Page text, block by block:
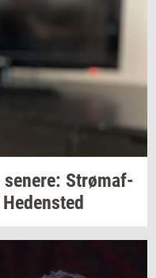
se­ne­re: Strø­maf­
He­den­sted